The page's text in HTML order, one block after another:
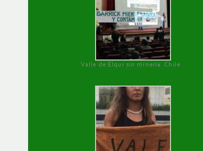
Valle de Elqui sin minería. Chile